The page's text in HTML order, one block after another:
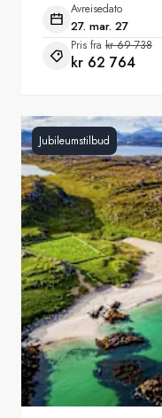
Avreisedato
27. mar. 27
Pris fra kr 69 738
kr 62 764
Jubileumstilbud